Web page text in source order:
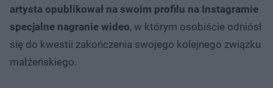
artysta opublikował na swoim profilu na Instagramie
specjalne nagranie wideo, w którym osobiście odniósł
się do kwestii zakończenia swojego kolejnego związku
małżeńskiego.